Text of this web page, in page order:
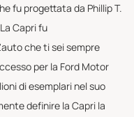
fu progettata da Phillip T.
Capri fu
che ti sei sempre
per la Ford Motor
di esemplari nel suo
definire la Capri la